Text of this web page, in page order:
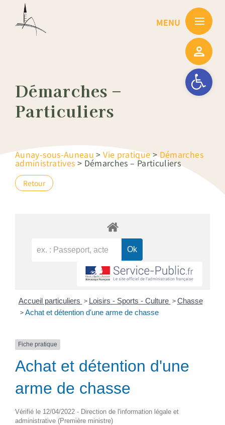
Ouvrir la
Démarches –
Particuliers
Aunay-sous-Auneau >Vie pratique>Démarches
administratives > Démarches – Particuliers
Retour
Accueil particuliers > Loisirs - Sports - Culture > Chasse
> Achat et détention d'une arme de chasse
Fiche pratique
Achat et détention d'une
arme de chasse
Vérifié le 12/04/2022 - Direction de l'information légale et
administrative (Première ministre)